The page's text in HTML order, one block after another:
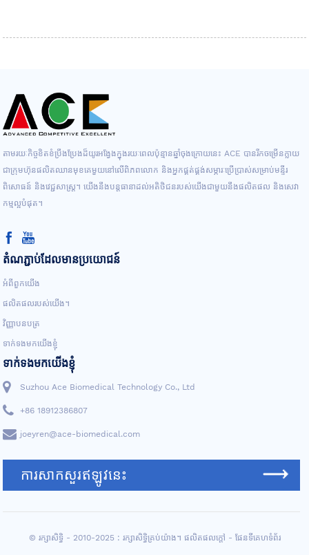
តាមរយៈកិច្ចខិតខំប្រឹងប្រែងដ៏យូរអង្វែងក្នុងរយៈពេលប៉ុន្មានឆ្នាំចុងក្រោយនេះ ACE បានរីកចម្រើនក្លាយ
ជាក្រុមហ៊ុនផលិតឈានមុខគេមួយនៅលើពិភពលោក និងអ្នកផ្គត់ផ្គង់សម្ភារៈប្រើប្រាស់សម្រាប់មន្ទីរ
ពិសោធន៍ និងវេជ្ជសាស្ត្រ។ យើងនឹងបន្តធានាដល់អតិថិជនរបស់យើងជាមួយនឹងផលិតផល និងសេវា
កម្មល្អបំផុត។
តំណភ្ជាប់ដែលមានប្រយោជន៍
អំពីពួកយើង
ផលិតផលរបស់យើង។
វិញ្ញាបនបត្រ
ទាក់ទងមកយើងខ្ញុំ
ទាក់ទងមកយើងខ្ញុំ
Suzhou Ace Biomedical Technology Co., Ltd
+86 18912386807
joeyren@ace-biomedical.com
ការសាកសួរឥឡូវនេះ
© រក្សាសិទ្ធិ - 2010-2025 : រក្សាសិទ្ធិគ្រប់យ៉ាង។ ផលិតផលក្តៅ - ផែនទីគេហទំព័រ